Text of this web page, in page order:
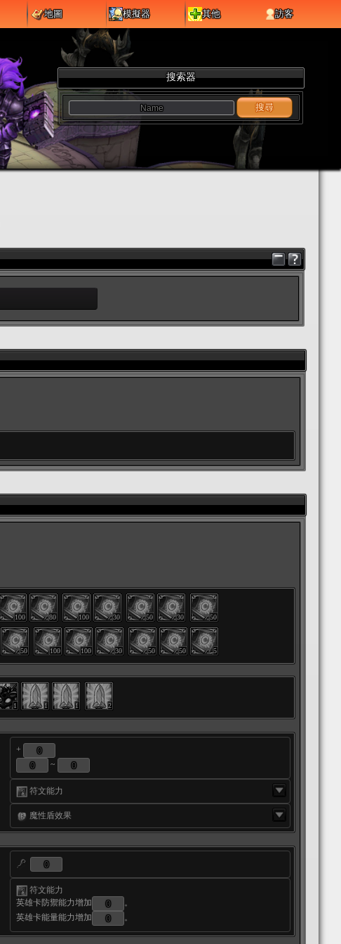
地圖 模擬器 其他 訪客
搜索器
搜尋
100 80 100 30 50 30 50
50 100 100 30 50 50 5
1 1 1 2
+
~
符文能力
魔性盾效果
符文能力
英雄卡防禦能力增加
。
英雄卡能量能力增加
。